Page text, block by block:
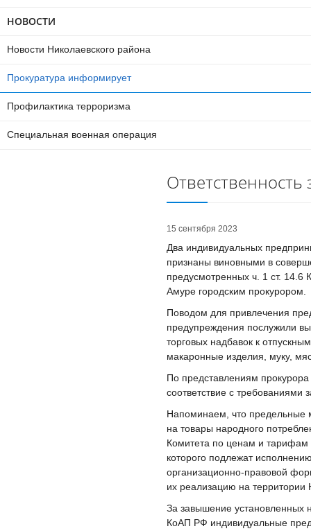
НОВОСТИ
Новости Николаевского района
Прокуратура информирует
Профилактика терроризма
Специальная военная операция
15 сентября 2023
Два индивидуальных
признаны виновными в
предусмотренных ч. 1 ст.
Амуре городским прокурором.
Поводом для привлечения
предупреждения послужили
торговых надбавок к
макаронные изделия, муку,
По представлениям
соответствие с требованиями
Напоминаем, что предельные
на товары народного
Комитета по ценам и тарифам
которого подлежат
организационно-правовой
их реализацию на территории
За завышение установленных
КоАП РФ индивидуальные